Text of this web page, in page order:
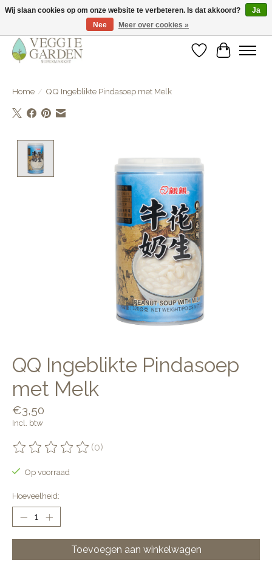
vegan & veggie products | free store pick-up
Verlanglijst
Home / QQ Ingeblikte Pindasoep met Melk
QQ Ingeblikte Pindasoep
met Melk
€3,50
Incl. btw
De beoordeling van dit product is
(0)
Op voorraad
Hoeveelheid:
Toevoegen aan winkelwagen
Wij slaan cookies op om onze website te verbeteren. Is dat akkoord?
Ja
Nee
Meer over cookies »